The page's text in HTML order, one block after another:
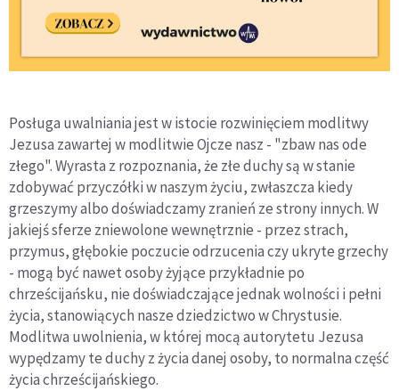
Posługa uwalniania jest w istocie rozwinięciem modlitwy
Jezusa zawartej w modlitwie Ojcze nasz - "zbaw nas ode
złego". Wyrasta z rozpoznania, że złe duchy są w stanie
zdobywać przyczółki w naszym życiu, zwłaszcza kiedy
grzeszymy albo doświadczamy zranień ze strony innych. W
jakiejś sferze zniewolone wewnętrznie - przez strach,
przymus, głębokie poczucie odrzucenia czy ukryte grzechy
- mogą być nawet osoby żyjące przykładnie po
chrześcijańsku, nie doświadczające jednak wolności i pełni
życia, stanowiących nasze dziedzictwo w Chrystusie.
Modlitwa uwolnienia, w której mocą autorytetu Jezusa
wypędzamy te duchy z życia danej osoby, to normalna część
życia chrześcijańskiego.